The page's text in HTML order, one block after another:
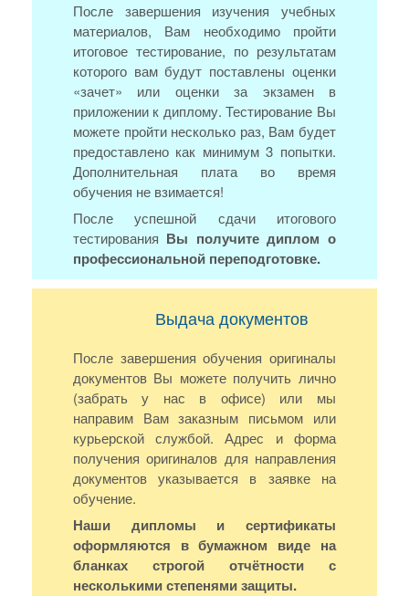
После завершения изучения учебных
материалов, Вам необходимо пройти
итоговое тестирование, по результатам
которого вам будут поставлены оценки
«зачет» или оценки за экзамен в
приложении к диплому. Тестирование Вы
можете пройти несколько раз, Вам будет
предоставлено как минимум 3 попытки.
Дополнительная плата во время
обучения не взимается!
После успешной сдачи итогового
тестирования Вы получите диплом о
профессиональной переподготовке.
Выдача документов
После завершения обучения оригиналы
документов Вы можете получить лично
(забрать у нас в офисе) или мы
направим Вам заказным письмом или
курьерской службой. Адрес и форма
получения оригиналов для направления
документов указывается в заявке на
обучение.
Наши дипломы и сертификаты
оформляются в бумажном виде на
бланках строгой отчётности с
несколькими степенями защиты.